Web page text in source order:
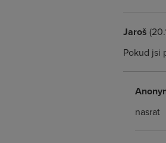
Jaroš
Pokud jsi
nasrat